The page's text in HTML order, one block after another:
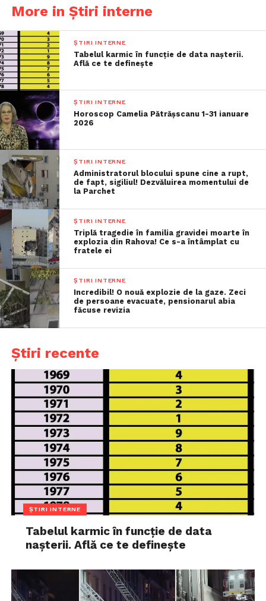
More in Știri interne
ȘTIRI INTERNE
Tabelul karmic în funcție de data nașterii.
Află ce te definește
ȘTIRI INTERNE
Horoscop Camelia Pătrășscanu 1-31 ianuare
2026
ȘTIRI INTERNE
Administratorul blocului spune cine a rupt,
de fapt, sigiliul! Dezvăluirea momentului de
la Parchet
ȘTIRI INTERNE
Triplă tragedie în familia gravidei moarte în
explozia din Rahova! Ce s-a întâmplat cu
fratele ei
ȘTIRI INTERNE
Incredibil! O nouă explozie de la gaze. Zeci
de persoane evacuate, pensionarul abia
făcuse revizia
Știri recente
ȘTIRI INTERNE
Tabelul karmic în funcție de data
nașterii. Află ce te definește